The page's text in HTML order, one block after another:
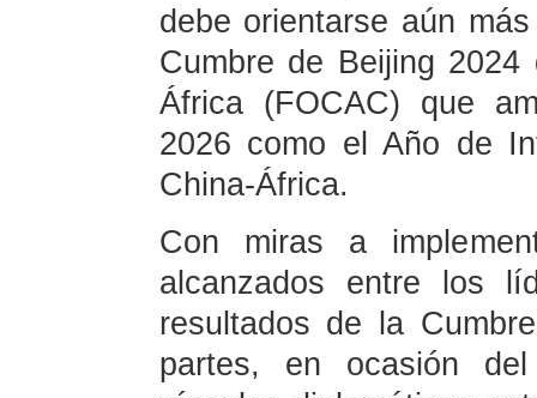
debe orientarse aún
Cumbre de Beijing
África (FOCAC) que
2026 como el Año de
China-África.
Con miras a
alcanzados entre los
resultados de la
partes, en ocasión